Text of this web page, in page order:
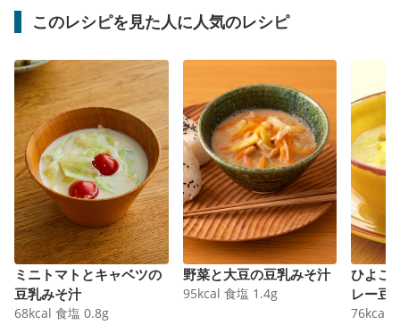
このレシピを見た人に人気のレシピ
ミニトマトとキャベツの
豆乳みそ汁
68kcal 食塩 0.8g
野菜と大豆の豆乳みそ汁
95kcal 食塩 1.4g
ひよこ
レー豆
76kcal